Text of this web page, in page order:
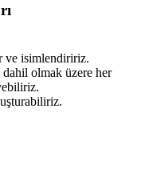
ve isimlendiririz.
dahil olmak üzere her